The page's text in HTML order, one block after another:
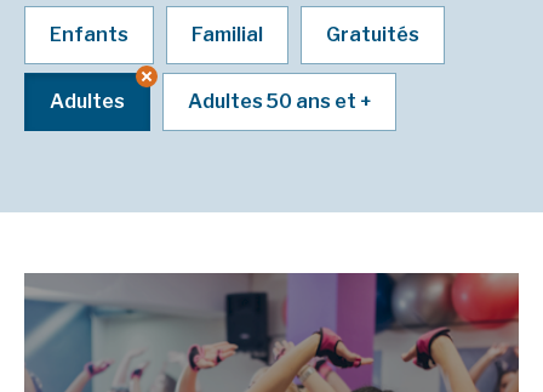
Enfants Familial Gratuités
Adultes Adultes 50 ans et +